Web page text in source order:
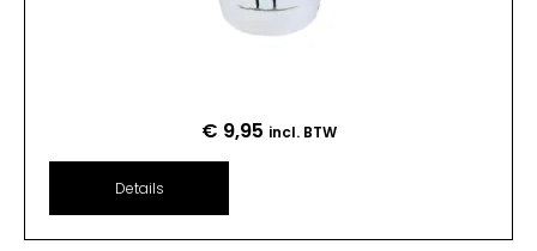
€ 9,95 incl. BTW
Details